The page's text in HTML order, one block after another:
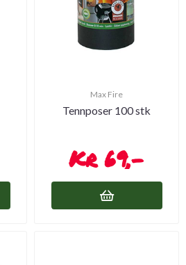
Max Fire
Tennposer 100 stk
69,-